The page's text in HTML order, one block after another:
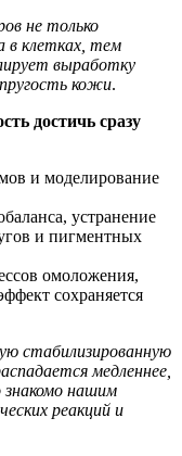
не только
в клетках, тем
выработку
кожи.
достичь сразу
и моделирование
устранение
и пигментных
омоложения,
сохраняется
стабилизированную
медленнее,
нашим
реакций и